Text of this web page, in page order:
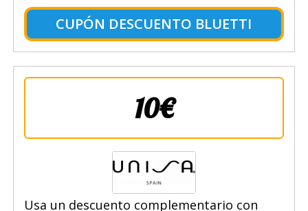
CUPÓN DESCUENTO BLUETTI
10€
Usa un descuento complementario con